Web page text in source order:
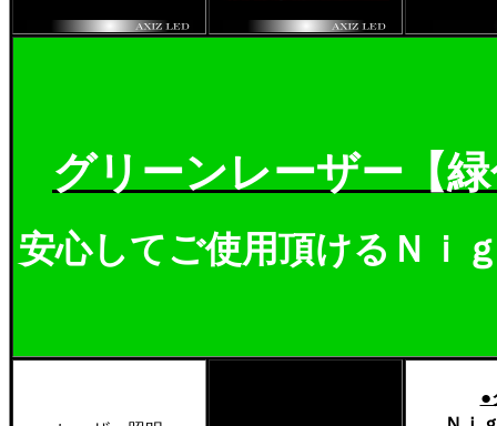
グリーンレーザー【
安心してご使用頂けるＮｉ
●